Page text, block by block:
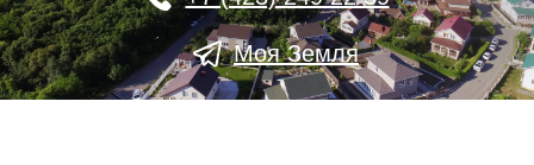
Моя Земля